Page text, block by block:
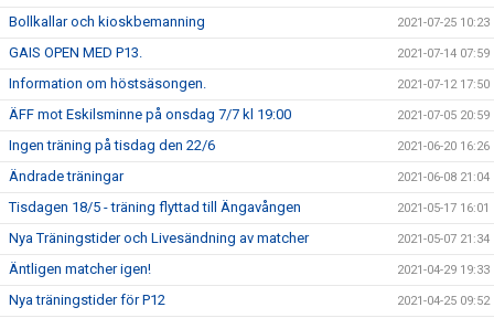
Bollkallar och kioskbemanning 2021-07-25 10:23
GAIS OPEN MED P13. 2021-07-14 07:59
Information om höstsäsongen. 2021-07-12 17:50
ÄFF mot Eskilsminne på onsdag 7/7 kl 19:00 2021-07-05 20:59
Ingen träning på tisdag den 22/6 2021-06-20 16:26
Ändrade träningar 2021-06-08 21:04
Tisdagen 18/5 - träning flyttad till Ängavången 2021-05-17 16:01
Nya Träningstider och Livesändning av matcher 2021-05-07 21:34
Äntligen matcher igen! 2021-04-29 19:33
Nya träningstider för P12 2021-04-25 09:52